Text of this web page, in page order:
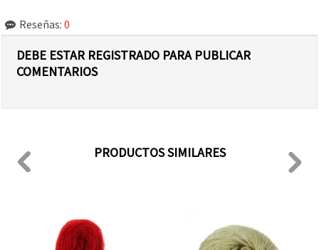
Reseñas: 0
DEBE ESTAR REGISTRADO PARA PUBLICAR
COMENTARIOS
PRODUCTOS SIMILARES